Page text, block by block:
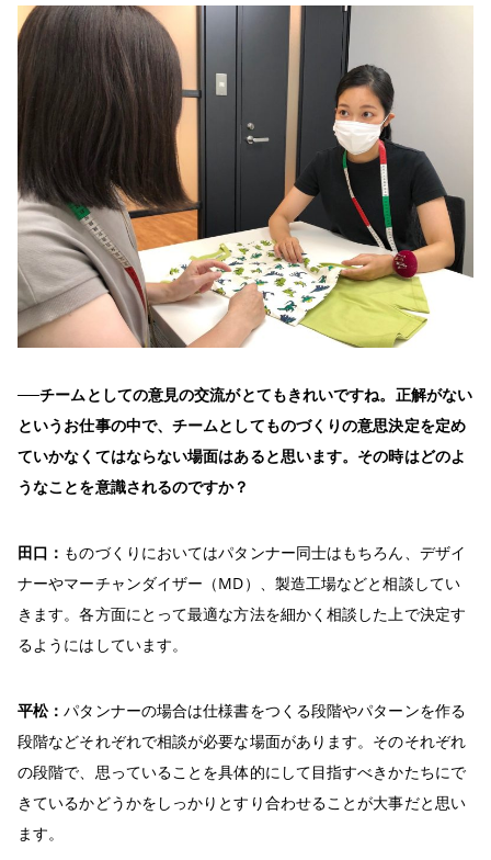
──チームとしての意見の交流がとてもきれいですね。正解がない
というお仕事の中で、チームとしてものづくりの意思決定を定め
ていかなくてはならない場面はあると思います。その時はどのよ
うなことを意識されるのですか？
田口： ものづくりにおいてはパタンナー同士はもちろん、デザイ
ナーやマーチャンダイザー（MD）、製造工場などと相談してい
きます。各方面にとって最適な方法を細かく相談した上で決定す
るようにはしています。
平松：パタンナーの場合は仕様書をつくる段階やパターンを作る
段階などそれぞれで相談が必要な場面があります。そのそれぞれ
の段階で、思っていることを具体的にして目指すべきかたちにで
きているかどうかをしっかりとすり合わせることが大事だと思い
ます。